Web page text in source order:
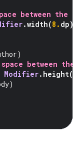
between the
.width(8. dp))
)
between the
Modifier. height(
)